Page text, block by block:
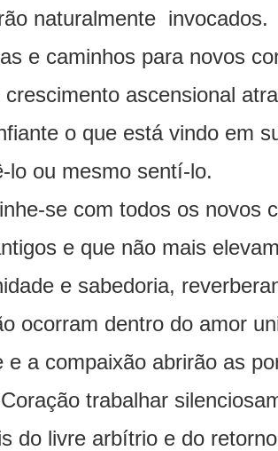
naturalmente invocados.
e caminhos para novos
ascensional
o que está vindo em
lo ou mesmo sentí-lo.
se com todos os novos
e que não mais
e sabedoria,
ocorram dentro do amor
a compaixão abrirão as
trabalhar
do livre arbítrio e do